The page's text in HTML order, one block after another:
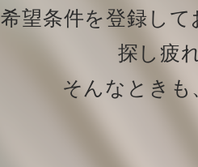
希望条件を登録し
探し疲
そんなとき